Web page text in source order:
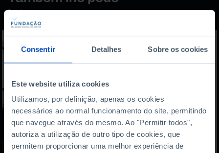
Consentir Detalhes Sobre os cookies
Este website utiliza cookies
Utilizamos, por definição, apenas os cookies
necessários ao normal funcionamento do site, permitindo
que navegue através do mesmo. Ao "Permitir todos",
autoriza a utilização de outro tipo de cookies, que
permitem proporcionar uma melhor experiência de
interessar